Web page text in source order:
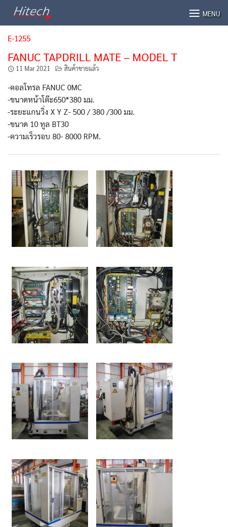
MENU
E-1255
FANUC TAPDRILL MATE – MODEL T
11 Mar 2021 สินค้าขายแล้ว
-คอลโทรล FANUC 0MC
-ขนาดหน้าโต๊ะ650*380 มม.
-ระยะแกนวิ่ง X Y Z- 500 / 380 /300 มม.
-ขนาด 10 ทูล BT30
-ความเร็วรอบ 80- 8000 RPM.